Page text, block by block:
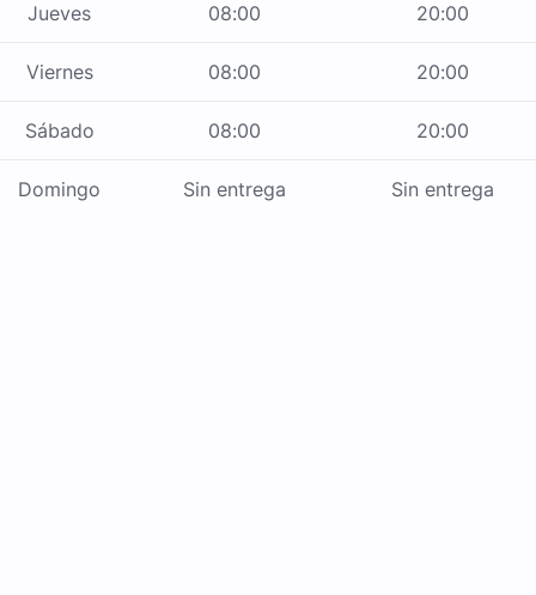
Jueves 08:00 20:00
Viernes 08:00 20:00
Sábado 08:00 20:00
Domingo Sin entrega Sin entrega